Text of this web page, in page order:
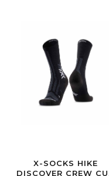
X-SOCKS HIKE
DISCOVER CREW